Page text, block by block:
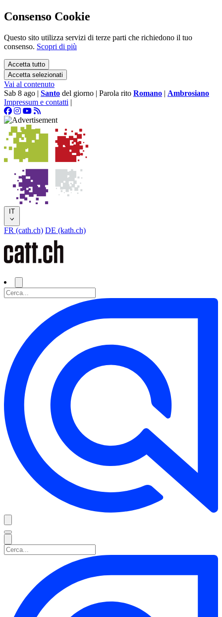
Consenso Cookie
Questo sito utilizza servizi di terze parti che richiedono il tuo
consenso. Scopri di più
Accetta tutto
Accetta selezionati
Vai al contenuto
Sab 8 ago | Santo del giorno | Parola rito Romano | Ambrosiano
Impressum e contatti |
IT
FR (cath.ch) DE (kath.ch)